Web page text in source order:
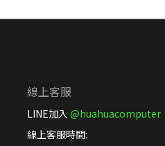
線上客服
LINE加入 @huahuacomputer
線上客服時間: